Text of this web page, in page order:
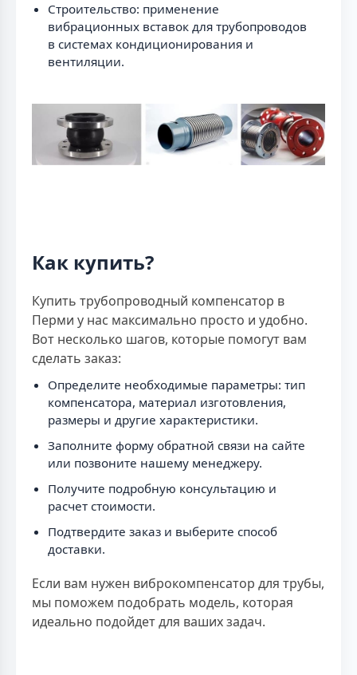
Строительство: применение
вибрационных вставок для трубопроводов
в системах кондиционирования и
вентиляции.
Как купить?
Купить трубопроводный компенсатор в
Перми у нас максимально просто и удобно.
Вот несколько шагов, которые помогут вам
сделать заказ:
Определите необходимые параметры: тип
компенсатора, материал изготовления,
размеры и другие характеристики.
Заполните форму обратной связи на сайте
или позвоните нашему менеджеру.
Получите подробную консультацию и
расчет стоимости.
Подтвердите заказ и выберите способ
доставки.
Если вам нужен виброкомпенсатор для трубы,
мы поможем подобрать модель, которая
идеально подойдет для ваших задач.